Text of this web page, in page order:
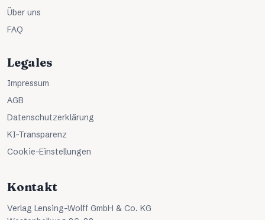
Über uns
FAQ
Legales
Impressum
AGB
Datenschutzerklärung
KI-Transparenz
Cookie-Einstellungen
Kontakt
Verlag Lensing-Wolff GmbH & Co. KG